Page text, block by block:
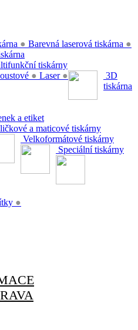
● Barevná laserová tiskárna ●
tiskárny
● Laser ●
3D
tiskárna
a etiket
a maticové tiskárny
Velkoformátové tiskárny
Speciální tiskárny
●